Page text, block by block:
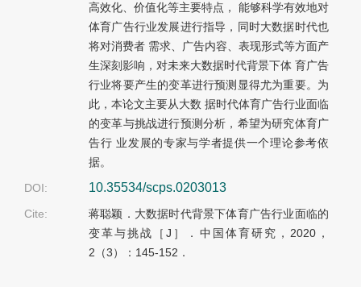
高效化、价值化等主要特点， 能够科学有效地对
体育广告行业发展进行指导，同时大数据时代也
将对消费者 需求、广告内容、表现形式等方面产
生深刻影响，对未来大数据时代背景下体 育广告
行业将要产生的变革进行预测显得尤为重要。为
此，本论文主要从大数 据时代体育广告行业面临
的变革与挑战进行预测分析，希望为研究体育广
告行 业发展的专家与学者提供一个理论参考依
据。
DOI:
10.35534/scps.0203013
Cite:
蒋聪颖．大数据时代背景下体育广告行业面临的
变革与挑战［J］．中国体育研究，2020，
2（3）：145-152．